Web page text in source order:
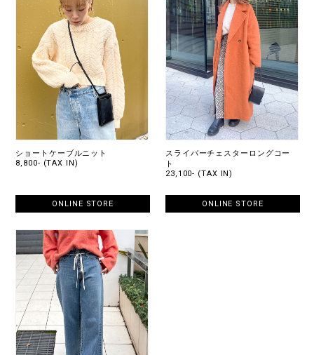
ショートケーブルニット
8,800- (TAX IN)
ONLINE STORE
スライバーチェスターロングコー
ト
23,100- (TAX IN)
ONLINE STORE